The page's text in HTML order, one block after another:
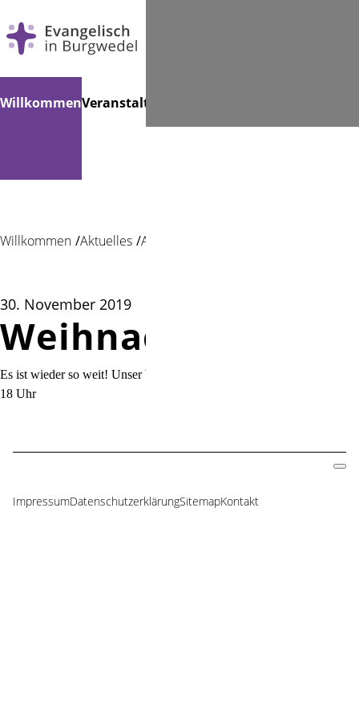
überspringen
WillkommenVeranstaltungen
Willkommen Aktuelles Aktuelles
30. November 2019
Weihnachtsmarkt
Es ist wieder so weit! Unser Weihnachtsmarkt am 30.11.2019 von 15 -
18 Uhr
Navigation
ImpressumDatenschutzerklärungSitemapKontakt